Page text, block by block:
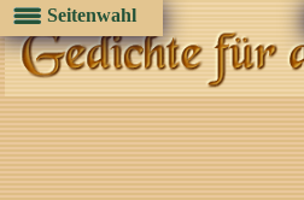
Seitenwahl